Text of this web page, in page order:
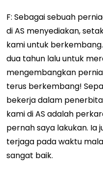
F: Sebagai sebuah
di AS menyediakan,
kami untuk
dua tahun lalu untuk
mengembangkan
terus berkembang!
bekerja dalam
kami di AS adalah
pernah saya lakukan. Ia
terjaga pada waktu
sangat baik.